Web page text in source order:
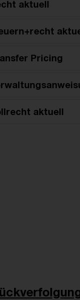
aktuell
Pricing
aktuell